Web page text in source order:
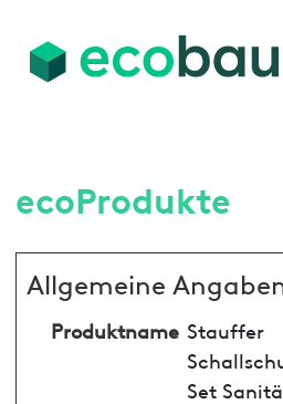
ecoProdukte
Allgemeine
Produktname Stauffer
Set